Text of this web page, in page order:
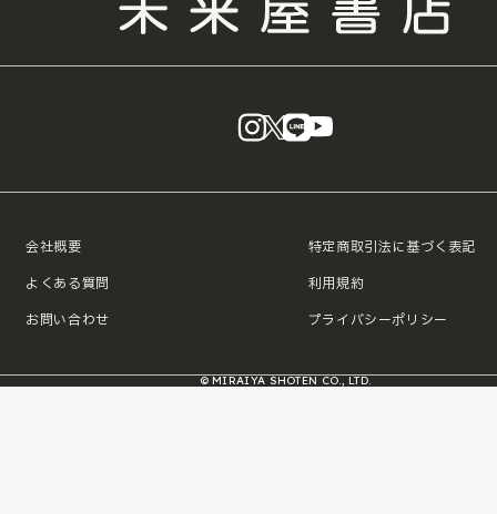
instagram
X LINE
会社概要
よくある質問
お問い合わせ
特定商取引法に基づく表記
利用規約
プライバシーポリシー
© MIRAIYA SHOTEN CO., LTD.